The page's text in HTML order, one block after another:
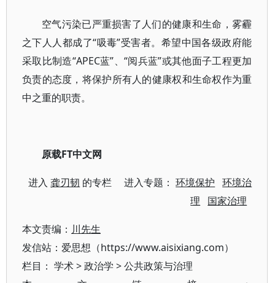
空气污染已严重损害了人们的健康和生命，雾霾
之下人人都成了“吸毒”受害者。希望中国各级政府能
采取比制造“APEC蓝”、“阅兵蓝”或其他面子工程更加
负责的态度，将保护所有人的健康权和生命权作为重
中之重的职责。
原载FT中文网
进入龚刃韧 的专栏 进入专题：环境保护
环境治
理
国家治理
本文责编： 川先生
发信站：爱思想（https://www.aisixiang.com）
栏目： 学术>政治学 >公共政策与治理